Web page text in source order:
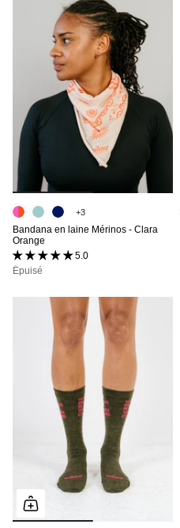
+3
Bandana en laine Mérinos - Clara
Orange
5.0 (16 avis)
Épuisé